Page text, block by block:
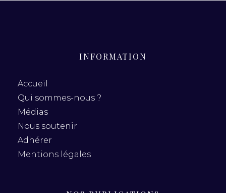
INFORMATION
Accueil
Qui sommes-nous ?
Médias
Nous soutenir
Adhérer
Mentions légales